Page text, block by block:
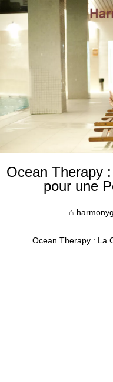
Ocean Therapy
pour une
Ocean Therapy : La